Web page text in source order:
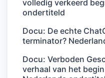
volledig verkeerd
ondertiteld
Docu: De echte
terminator?
Docu: Verboden
verhaal van het